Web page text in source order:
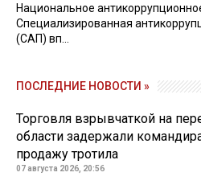
Национальное
Специализированная
(САП) вп...
ПОСЛЕДНИЕ НОВОСТИ »
Торговля взрывчаткой на
области задержали
продажу тротила
07 августа 2026, 20:56